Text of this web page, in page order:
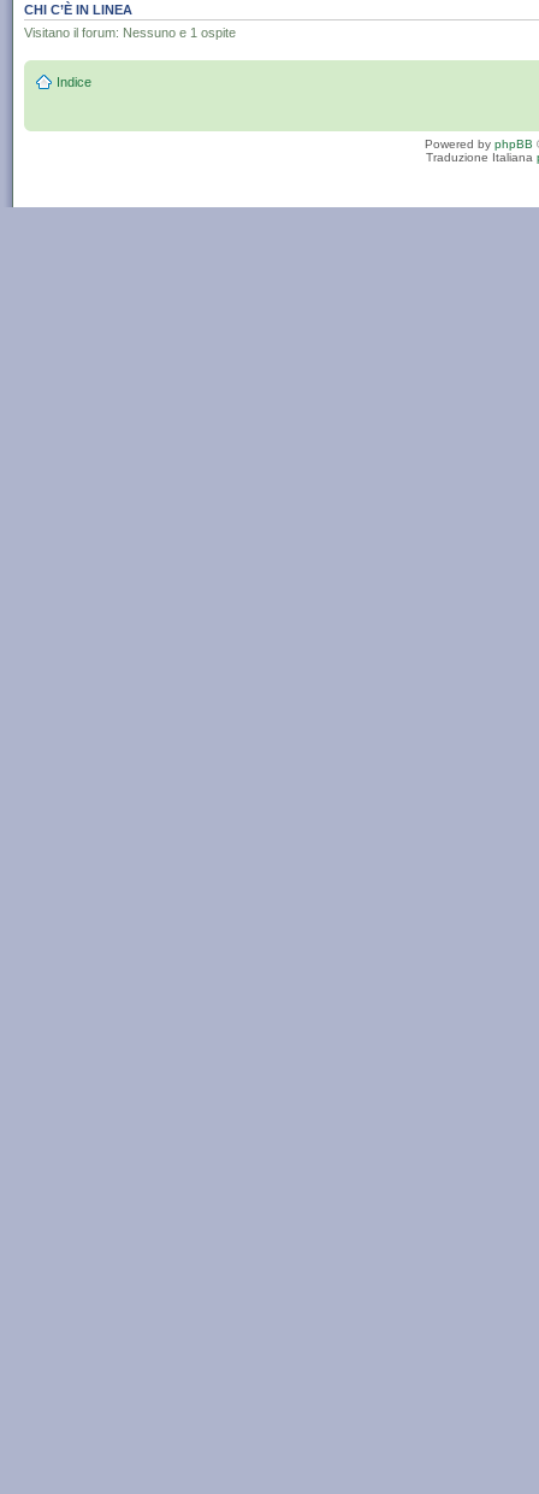
CHI C’È IN LINEA
Visitano il forum: Nessuno e 1 ospite
Indice
Powered by phpBB
Traduzione Italiana